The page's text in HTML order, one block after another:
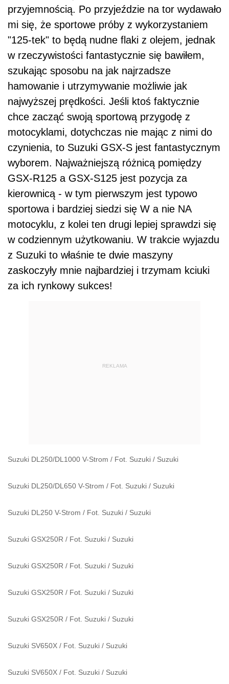
przyjemnością. Po przyjeździe na tor wydawało
mi się, że sportowe próby z wykorzystaniem
"125-tek" to będą nudne flaki z olejem, jednak
w rzeczywistości fantastycznie się bawiłem,
szukając sposobu na jak najrzadsze
hamowanie i utrzymywanie możliwie jak
najwyższej prędkości. Jeśli ktoś faktycznie
chce zacząć swoją sportową przygodę z
motocyklami, dotychczas nie mając z nimi do
czynienia, to Suzuki GSX-S jest fantastycznym
wyborem. Najważniejszą różnicą pomiędzy
GSX-R125 a GSX-S125 jest pozycja za
kierownicą - w tym pierwszym jest typowo
sportowa i bardziej siedzi się W a nie NA
motocyklu, z kolei ten drugi lepiej sprawdzi się
w codziennym użytkowaniu. W trakcie wyjazdu
z Suzuki to właśnie te dwie maszyny
zaskoczyły mnie najbardziej i trzymam kciuki
za ich rynkowy sukces!
REKLAMA
Suzuki DL250/DL1000 V-Strom / Fot. Suzuki / Suzuki
Suzuki DL250/DL650 V-Strom / Fot. Suzuki / Suzuki
Suzuki DL250 V-Strom / Fot. Suzuki / Suzuki
Suzuki GSX250R / Fot. Suzuki / Suzuki
Suzuki GSX250R / Fot. Suzuki / Suzuki
Suzuki GSX250R / Fot. Suzuki / Suzuki
Suzuki GSX250R / Fot. Suzuki / Suzuki
Suzuki SV650X / Fot. Suzuki / Suzuki
Suzuki SV650X / Fot. Suzuki / Suzuki